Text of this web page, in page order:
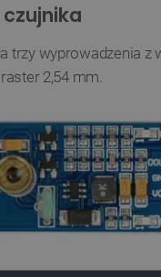
czujnika
trzy wyprowadzenia z
2,54 mm.